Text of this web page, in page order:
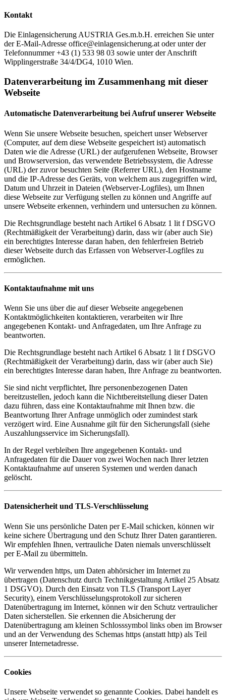
Kontakt
Die Einlagensicherung AUSTRIA Ges.m.b.H. erreichen Sie unter
der E-Mail-Adresse office@einlagensicherung.atoder unter der
Telefonnummer +43 (1) 533 98 03 sowie unter der Anschrift
Wipplingerstraße 34/4/DG4, 1010 Wien.
Datenverarbeitung im Zusammenhang mit dieser
Webseite
Automatische Datenverarbeitung bei Aufruf unserer Webseite
Wenn Sie unsere Webseite besuchen, speichert unser Webserver
(Computer, auf dem diese Webseite gespeichert ist) automatisch
Daten wie die Adresse (URL) der aufgerufenen Webseite, Browser
und Browserversion, das verwendete Betriebssystem, die Adresse
(URL) der zuvor besuchten Seite (Referrer URL), den Hostname
und die IP-Adresse des Geräts, von welchem aus zugegriffen wird,
Datum und Uhrzeit in Dateien (Webserver-Logfiles), um Ihnen
diese Webseite zur Verfügung stellen zu können und Angriffe auf
unsere Webseite erkennen, verhindern und untersuchen zu können.
Die Rechtsgrundlage besteht nach Artikel 6 Absatz 1 lit f DSGVO
(Rechtmäßigkeit der Verarbeitung) darin, dass wir (aber auch Sie)
ein berechtigtes Interesse daran haben, den fehlerfreien Betrieb
dieser Webseite durch das Erfassen von Webserver-Logfiles zu
ermöglichen.
Kontaktaufnahme mit uns
Wenn Sie uns über die auf dieser Webseite angegebenen
Kontaktmöglichkeiten kontaktieren, verarbeiten wir Ihre
angegebenen Kontakt- und Anfragedaten, um Ihre Anfrage zu
beantworten.
Die Rechtsgrundlage besteht nach Artikel 6 Absatz 1 lit f DSGVO
(Rechtmäßigkeit der Verarbeitung) darin, dass wir (aber auch Sie)
ein berechtigtes Interesse daran haben, Ihre Anfrage zu beantworten.
Sie sind nicht verpflichtet, Ihre personenbezogenen Daten
bereitzustellen, jedoch kann die Nichtbereitstellung dieser Daten
dazu führen, dass eine Kontaktaufnahme mit Ihnen bzw. die
Beantwortung Ihrer Anfrage unmöglich oder zumindest stark
verzögert wird. Eine Ausnahme gilt für den Sicherungsfall (siehe
Auszahlungsservice im Sicherungsfall).
In der Regel verbleiben Ihre angegebenen Kontakt- und
Anfragedaten für die Dauer von zwei Wochen nach Ihrer letzten
Kontaktaufnahme auf unseren Systemen und werden danach
gelöscht.
Datensicherheit und TLS-Verschlüsselung
Wenn Sie uns persönliche Daten per E-Mail schicken, können wir
keine sichere Übertragung und den Schutz Ihrer Daten garantieren.
Wir empfehlen Ihnen, vertrauliche Daten niemals unverschlüsselt
per E-Mail zu übermitteln.
Wir verwenden https, um Daten abhörsicher im Internet zu
übertragen (Datenschutz durch Technikgestaltung Artikel 25 Absatz
1 DSGVO). Durch den Einsatz von TLS (Transport Layer
Security), einem Verschlüsselungsprotokoll zur sicheren
Datenübertragung im Internet, können wir den Schutz vertraulicher
Daten sicherstellen. Sie erkennen die Absicherung der
Datenübertragung am kleinen Schlosssymbol links oben im Browser
und an der Verwendung des Schemas https (anstatt http) als Teil
unserer Internetadresse.
Cookies
Unsere Webseite verwendet so genannte Cookies. Dabei handelt es